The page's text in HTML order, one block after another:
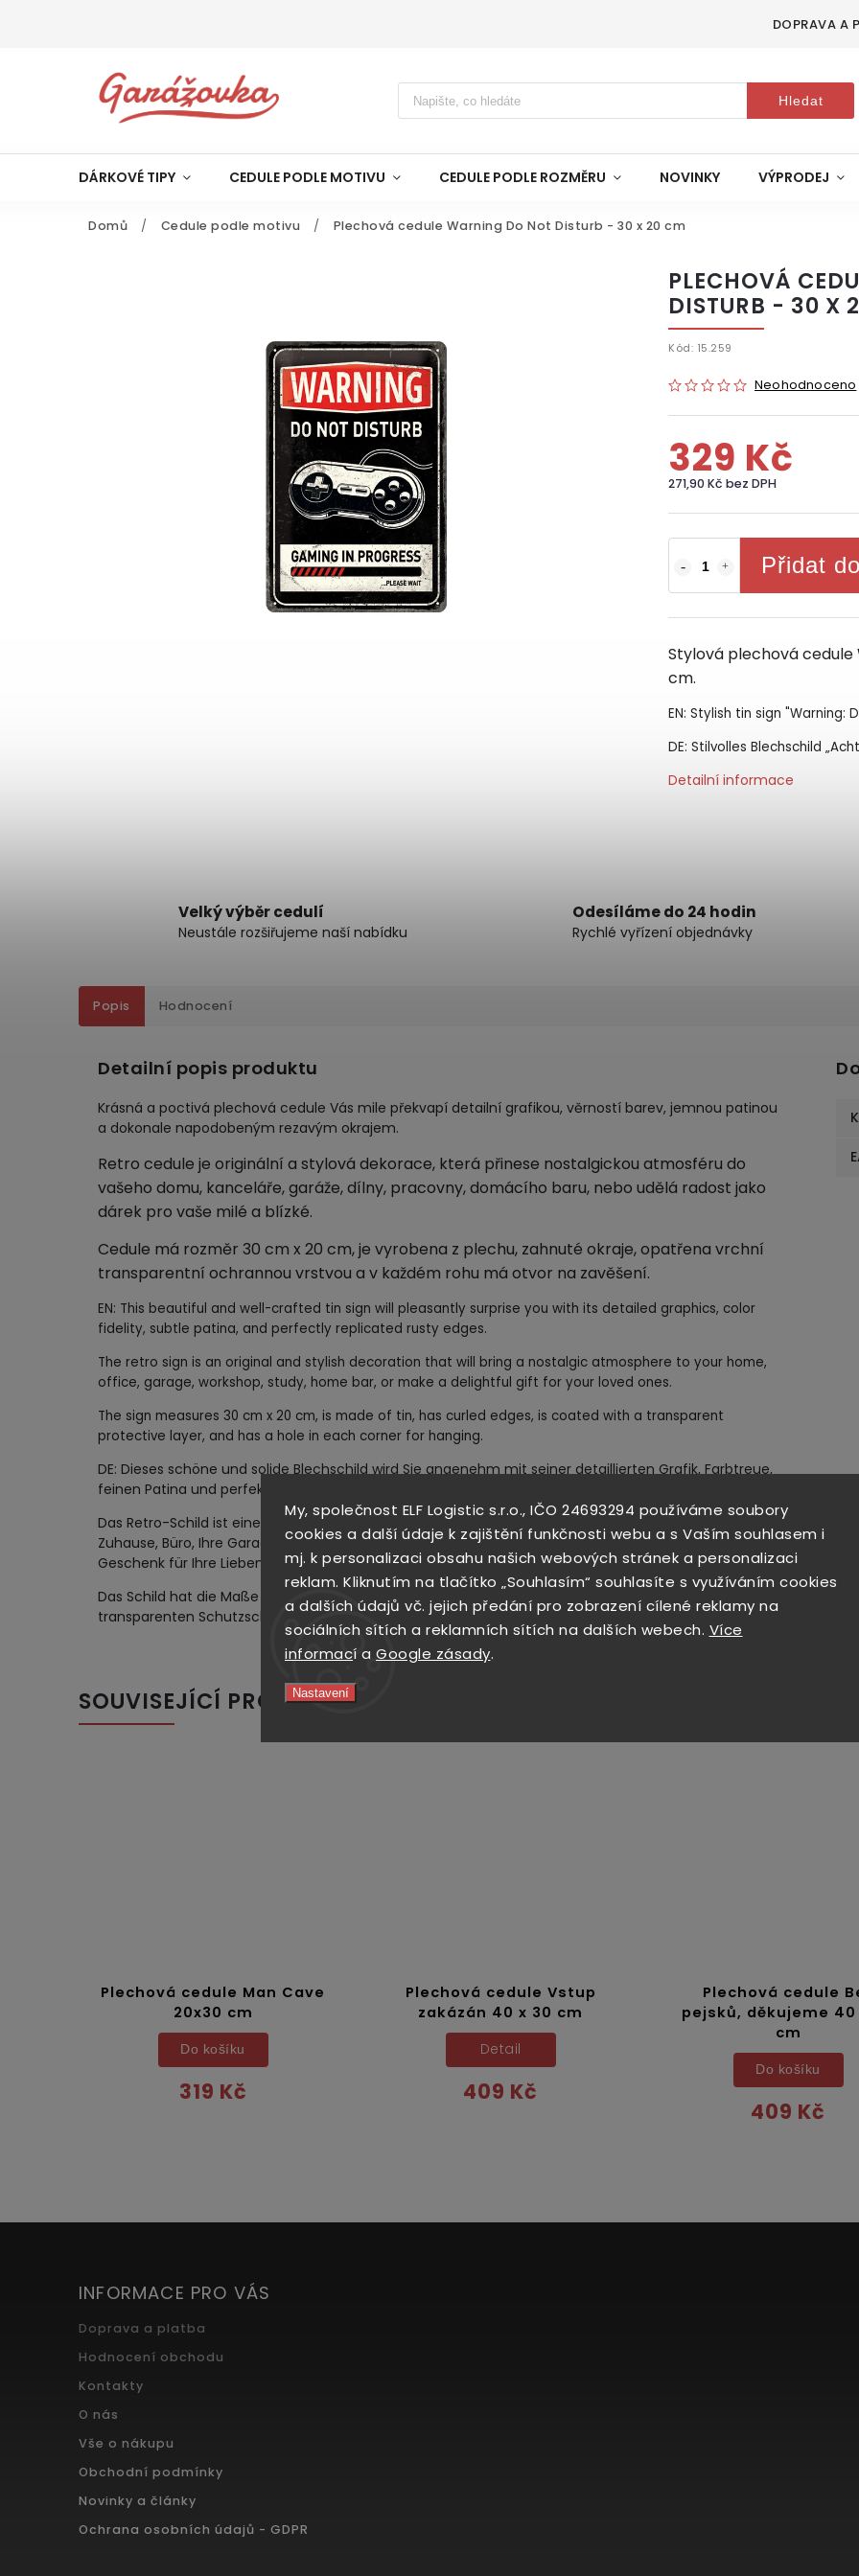
My, společnost ELF Logistic s.r.o., IČO 24693294 používáme soubory
cookies a další údaje k zajištění funkčnosti webu a s Vaším souhlasem i
mj. k personalizaci obsahu našich webových stránek a personalizaci
reklam. Kliknutím na tlačítko „Souhlasím“ souhlasíte s využíváním cookies
a dalších údajů vč. jejich předání pro zobrazení cílené reklamy na
sociálních sítích a reklamních sítích na dalších webech. Více
informací a Google zásady.
Nastavení
DOPRAVA A
Hledat
DÁRKOVÉ TIPY CEDULE PODLE MOTIVU CEDULE PODLE ROZMĚRU NOVINKY VÝPRODEJ
Domů / Cedule podle motivu / Plechová cedule Warning Do Not Disturb - 30 x 20 cm
PLECHOVÁ
DISTURB - 30 X
Kód: 15.259
Neohodnoceno
329 Kč
271,90 Kč bez DPH
Přidat
Stylová plechová cedule
cm.
EN: Stylish tin sign "Warning:
DE: Stilvolles Blechschild
Detailní informace
Velký výběr cedulí
Neustále rozšiřujeme naší nabídku
Odesíláme do 24 hodin
Rychlé vyřízení objednávky
Popis Hodnocení
Detailní popis produktu
Krásná a poctivá plechová cedule Vás mile překvapí detailní grafikou, věrností barev, jemnou patinou
a dokonale napodobeným rezavým okrajem.
Retro cedule je originální a stylová dekorace, která přinese nostalgickou atmosféru do
vašeho domu, kanceláře, garáže, dílny, pracovny, domácího baru, nebo udělá radost jako
dárek pro vaše milé a blízké.
Cedule má rozměr 30 cm x 20 cm, je vyrobena z plechu, zahnuté okraje, opatřena vrchní
transparentní ochrannou vrstvou a v každém rohu má otvor na zavěšení.
EN: This beautiful and well-crafted tin sign will pleasantly surprise you with its detailed graphics, color
fidelity, subtle patina, and perfectly replicated rusty edges.
The retro sign is an original and stylish decoration that will bring a nostalgic atmosphere to your home,
office, garage, workshop, study, home bar, or make a delightful gift for your loved ones.
The sign measures 30 cm x 20 cm, is made of tin, has curled edges, is coated with a transparent
protective layer, and has a hole in each corner for hanging.
DE: Dieses schöne und solide Blechschild wird Sie angenehm mit seiner detaillierten Grafik, Farbtreue,
feinen Patina und perfekt nachgebildeten rostigen Rändern überraschen.
Das Retro-Schild ist eine originelle und stilvolle Dekoration, die eine nostalgische Atmosphäre in Ihr
Zuhause, Büro, Ihre Garage, Werkstatt, Arbeitszimmer, Ihre Hausbar bringen oder ein wunderbares
Geschenk für Ihre Lieben darstellen wird.
Das Schild hat die Maße 30 cm x 20 cm, besteht aus Blech, hat gebogene Kanten, ist mit einer
transparenten Schutzschicht versehen und hat in jeder Ecke ein Loch zum Aufhängen.
SOUVISEJÍCÍ PRODUKTY
Plechová cedule Man Cave
20x30 cm
319 Kč
Do košíku
Plechová cedule Vstup
zakázán 40 x 30 cm
409 Kč
Detail
Plechová cedule
pejsků, děkujeme 40
cm
409 Kč
Do košíku
INFORMACE PRO VÁS
Doprava a platba
Hodnocení obchodu
Kontakty
O nás
Vše o nákupu
Obchodní podmínky
Novinky a články
Ochrana osobních údajů - GDPR